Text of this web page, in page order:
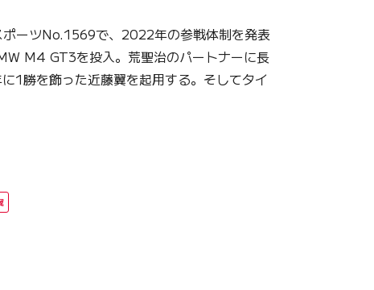
ーツNo.1569で、2022年の参戦体制を発表
M4 GT3を投入。荒聖治のパートナーに長
1勝を飾った近藤翼を起用する。そしてタイ